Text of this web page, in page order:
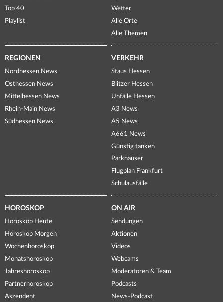
Top 40
Playlist
Wetter
Alle Orte
Alle Themen
REGIONEN
Nordhessen News
Osthessen News
Mittelhessen News
Rhein-Main News
Südhessen News
VERKEHR
Staus Hessen
Blitzer Hessen
Unfälle Hessen
A3 News
A5 News
A661 News
Günstig tanken
Parkhäuser
Flugplan Frankfurt
Schulausfälle
HOROSKOP
Horoskop Heute
Horoskop Morgen
Wochenhoroskop
Monatshoroskop
Jahreshoroskop
Partnerhoroskop
Aszendent
ON AIR
Sendungen
Aktionen
Videos
Webcams
Moderatoren & Team
Podcasts
News-Podcast